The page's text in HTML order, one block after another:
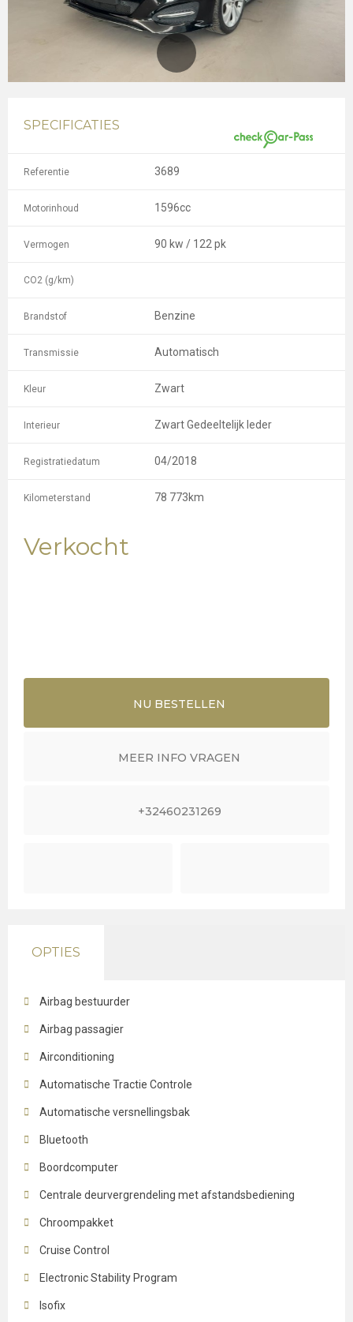
SPECIFICATIES
Referentie 3689
Motorinhoud 1596cc
Vermogen 90 kw / 122 pk
CO2 (g/km)
Brandstof Benzine
Transmissie Automatisch
Kleur Zwart
Interieur Zwart Gedeeltelijk leder
Registratiedatum 04/2018
Kilometerstand 78 773km
Verkocht
NU BESTELLEN
MEER INFO VRAGEN
+32460231269
OPTIES
Airbag bestuurder
Airbag passagier
Airconditioning
Automatische Tractie Controle
Automatische versnellingsbak
Bluetooth
Boordcomputer
Centrale deurvergrendeling met afstandsbediening
Chroompakket
Cruise Control
Electronic Stability Program
Isofix